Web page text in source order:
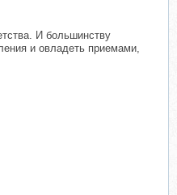
И большинству
и овладеть приемами,